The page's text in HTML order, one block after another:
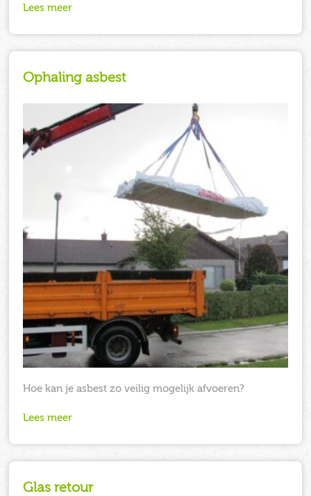
Lees meer
Ophaling asbest
Hoe kan je asbest zo veilig mogelijk afvoeren?
Lees meer
Glas retour